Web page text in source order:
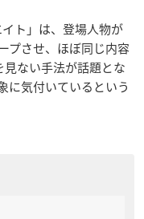
ト」は、登場人物が
プさせ、ほぼ同じ内容
ない手法が話題とな
に気付いているという